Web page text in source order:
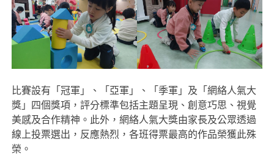
比賽設有「冠軍」、「亞軍」、「季軍」及「網絡人氣大
獎」四個獎項，評分標準包括主題呈現、創意巧思、視覺
美感及合作精神。此外，網絡人氣大獎由家長及公眾透過
線上投票選出，反應熱烈，各班得票最高的作品榮獲此殊
榮。